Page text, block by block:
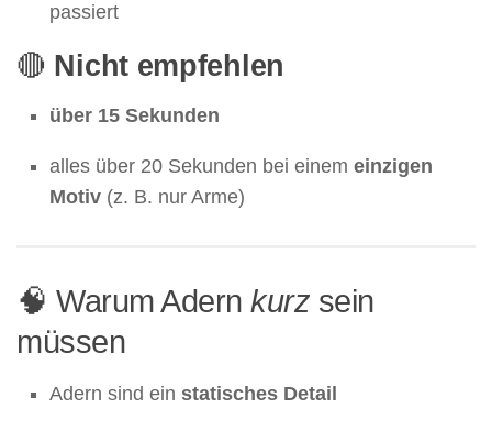
passiert
🔴 Nicht empfehlen
über 15 Sekunden
alles über 20 Sekunden bei einem einzigen
Motiv (z. B. nur Arme)
🧠 Warum Adern kurz sein
müssen
Adern sind ein statisches Detail